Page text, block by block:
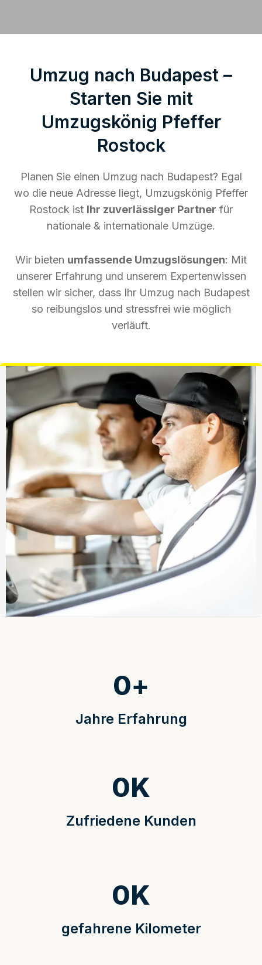
Umzug nach Budapest –
Starten Sie mit
Umzugskönig Pfeffer
Rostock
Planen Sie einen Umzug nach Budapest? Egal
wo die neue Adresse liegt, Umzugskönig Pfeffer
Rostock ist Ihr zuverlässiger Partner für
nationale & internationale Umzüge.
Wir bieten umfassende Umzugslösungen: Mit
unserer Erfahrung und unserem Expertenwissen
stellen wir sicher, dass Ihr Umzug nach Budapest
so reibungslos und stressfrei wie möglich
verläuft.
Jahre Erfahrung
0+
Zufriedene Kunden
0K
gefahrene Kilometer
0K